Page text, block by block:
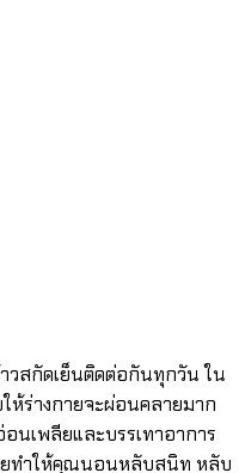
ดเย็นติดต่อกันทุกวัน ใน
ห้ร่างกายจะผ่อนคลายมาก
นเพลียและบรรเทาอาการ
ยทำให้คุณนอนหลับสนิท หลับ